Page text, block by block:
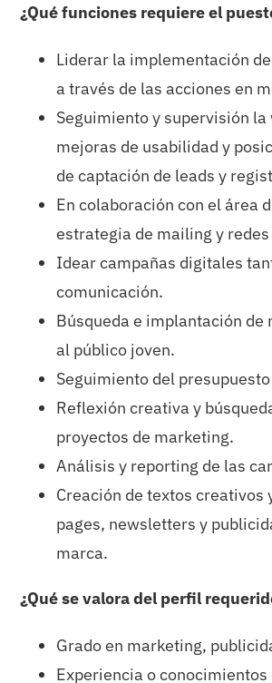
¿Qué funciones requiere el
Liderar la implementación
a través de las acciones en
Seguimiento y supervisión
mejoras de usabilidad y
de captación de leads y
En colaboración con el área
estrategia de mailing y
Idear campañas digitales
comunicación.
Búsqueda e implantación
al público joven.
Seguimiento del
Reflexión creativa y
proyectos de marketing.
Análisis y reporting de las
Creación de textos
pages, newsletters y
marca.
¿Qué se valora del perfil
Grado en marketing,
Experiencia o